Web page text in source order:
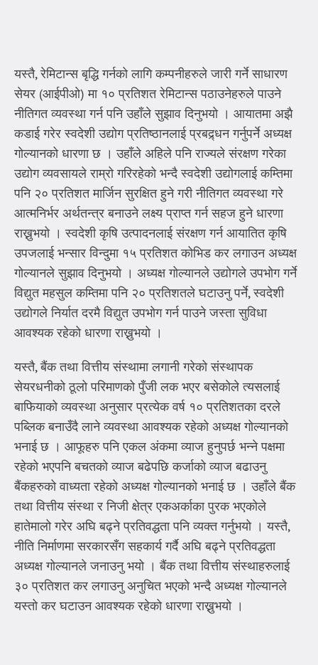
यस्तै, रेमिटान्स बृद्धि गर्नको लागि कम्पनीहरुले जारी गर्ने साधारण
सेयर (आईपीओ) मा १० प्रतिशत रेमिटान्स पठाउनेहरुले पाउने
नीतिगत व्यवस्था गर्न पनि उहाँले सुझाव दिनुभयो । आयातमा अझै
कडाई गरेर स्वदेशी उद्योग प्रतिष्ठानलाई प्रबद्र्धन गर्नुपर्ने अध्यक्ष
गोल्यानको धारणा छ । उहाँले अहिले पनि राज्यले संरक्षण गरेका
उद्योग व्यवसायले राम्रो गरिरहेको भन्दै स्वदेशी उद्योगलाई कम्तिमा
पनि २० प्रतिशत मार्जिन सुरक्षित हुने गरी नीतिगत व्यवस्था गरे
आत्मनिर्भर अर्थतन्त्र बनाउने लक्ष्य प्राप्त गर्न सहज हुने धारणा
राख्नुभयो । स्वदेशी कृषि उत्पादनलाई संरक्षण गर्न आयातित कृषि
उपजलाई भन्सार विन्दुमा १५ प्रतिशत कोभिड कर लगाउन अध्यक्ष
गोल्यानले सुझाव दिनुभयो । अध्यक्ष गोल्यानले उद्योगले उपभोग गर्ने
विद्युत महसुल कम्तिमा पनि २० प्रतिशतले घटाउनु पर्ने, स्वदेशी
उद्योगले निर्यात दरमै विद्युत उपभोग गर्न पाउने जस्ता सुविधा
आवश्यक रहेको धारणा राख्नुभयो ।
यस्तै, बैंक तथा वित्तीय संस्थामा लगानी गरेको संस्थापक
सेयरधनीको ठूलो परिमाणको पुँजी लक भएर बसेकोले त्यसलाई
बाफियाको व्यवस्था अनुसार प्रत्येक वर्ष १० प्रतिशतका दरले
पब्लिक बनाउँदै लाने व्यवस्था आवश्यक रहेको अध्यक्ष गोल्यानको
भनाई छ । आफूहरु पनि एकल अंकमा व्याज हुनुपर्छ भन्ने पक्षमा
रहेको भएपनि बचतको व्याज बढेपछि कर्जाको व्याज बढाउनु
बैंकहरुको वाध्यता रहेको अध्यक्ष गोल्यानको भनाई छ । उहाँले बैंक
तथा वित्तीय संस्था र निजी क्षेत्र एकअर्काका पुरक भएकोले
हातेमालो गरेर अघि बढ्ने प्रतिवद्धता पनि व्यक्त गर्नुभयो । यस्तै,
नीति निर्माणमा सरकारसँग सहकार्य गर्दै अघि बढ्ने प्रतिवद्धता
अध्यक्ष गोल्यानले जनाउनु भयो । बैंक तथा वित्तीय संस्थाहरुलाई
३० प्रतिशत कर लगाउनु अनुचित भएको भन्दै अध्यक्ष गोल्यानले
यस्तो कर घटाउन आवश्यक रहेको धारणा राख्नुभयो ।